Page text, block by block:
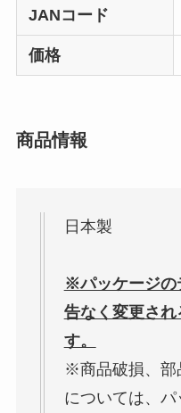
JANコード
価格
商品情報
日本製
※パッケージの
告なく変更され
す。
※商品破損、部
については、